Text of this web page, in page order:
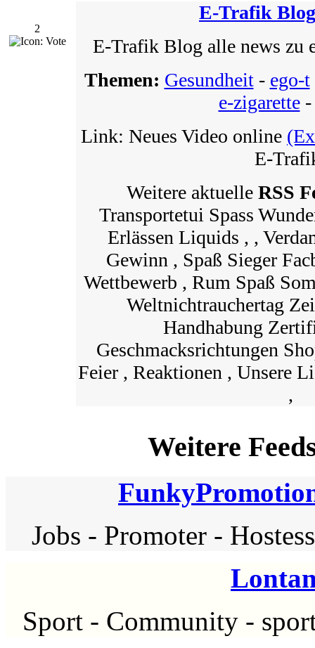
2
E-Trafik Blog
E-Trafik Blog alle news zu
Themen: Gesundheit- ego-t
e-zigarette
Link: Neues Video online
E-
Weitere aktuelle RSS
Transportetui Spass
Erlässen Liquids , ,
Gewinn , Spaß Sieger
Wettbewerb , Rum Spaß
Weltnichtrauchertag
Handhabung
Geschmacksrichtungen
Feier , Reaktionen , Unsere
,
Weitere
Jobs - Promoter -
Sport - Community -